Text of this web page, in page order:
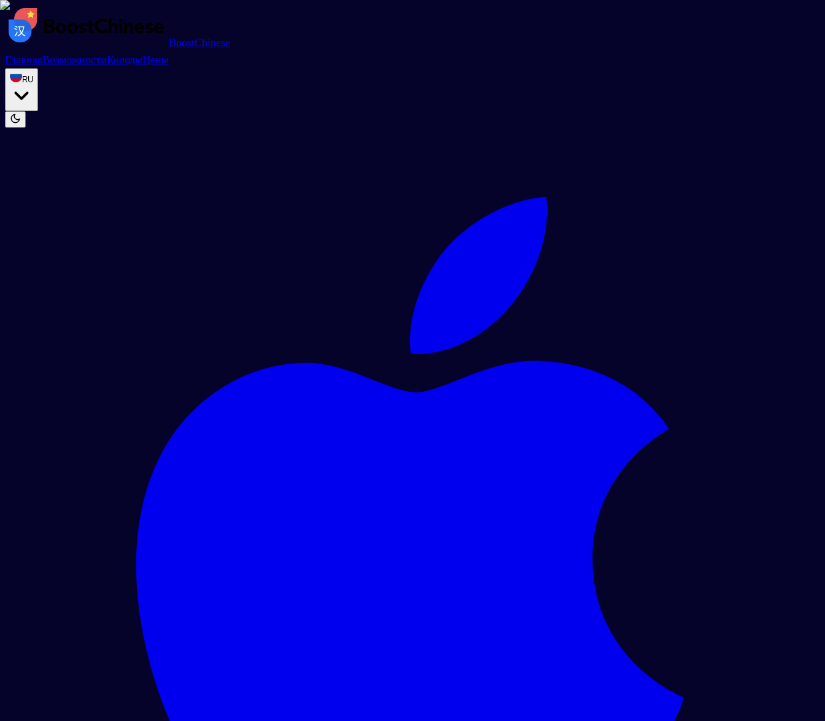
BoostChinese
ГлавнаяВозможностиКолодыЦены
RU